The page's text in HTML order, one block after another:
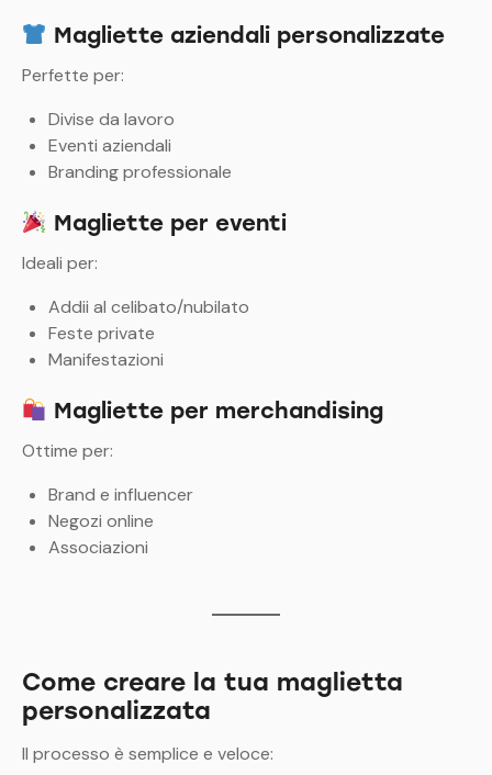
Magliette aziendali personalizzate
Perfette per:
Divise da lavoro
Eventi aziendali
Branding professionale
Magliette per eventi
Ideali per:
Addii al celibato/nubilato
Feste private
Manifestazioni
Magliette per merchandising
Ottime per:
Brand e influencer
Negozi online
Associazioni
Come creare la tua maglietta
personalizzata
Il processo è semplice e veloce: